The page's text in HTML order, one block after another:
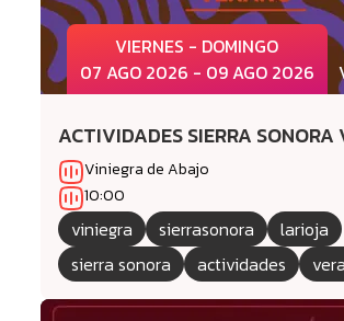
VIERNES - DOMINGO
07 AGO 2026 - 09 AGO 2026
ACTIVIDADES SIERRA SONORA
Viniegra de Abajo
10:00
viniegra sierrasonora
larioja
sierra sonora
actividades